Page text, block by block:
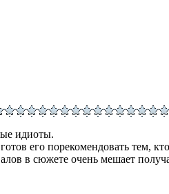
идиоты.
его порекомендовать тем,
в сюжете очень мешает